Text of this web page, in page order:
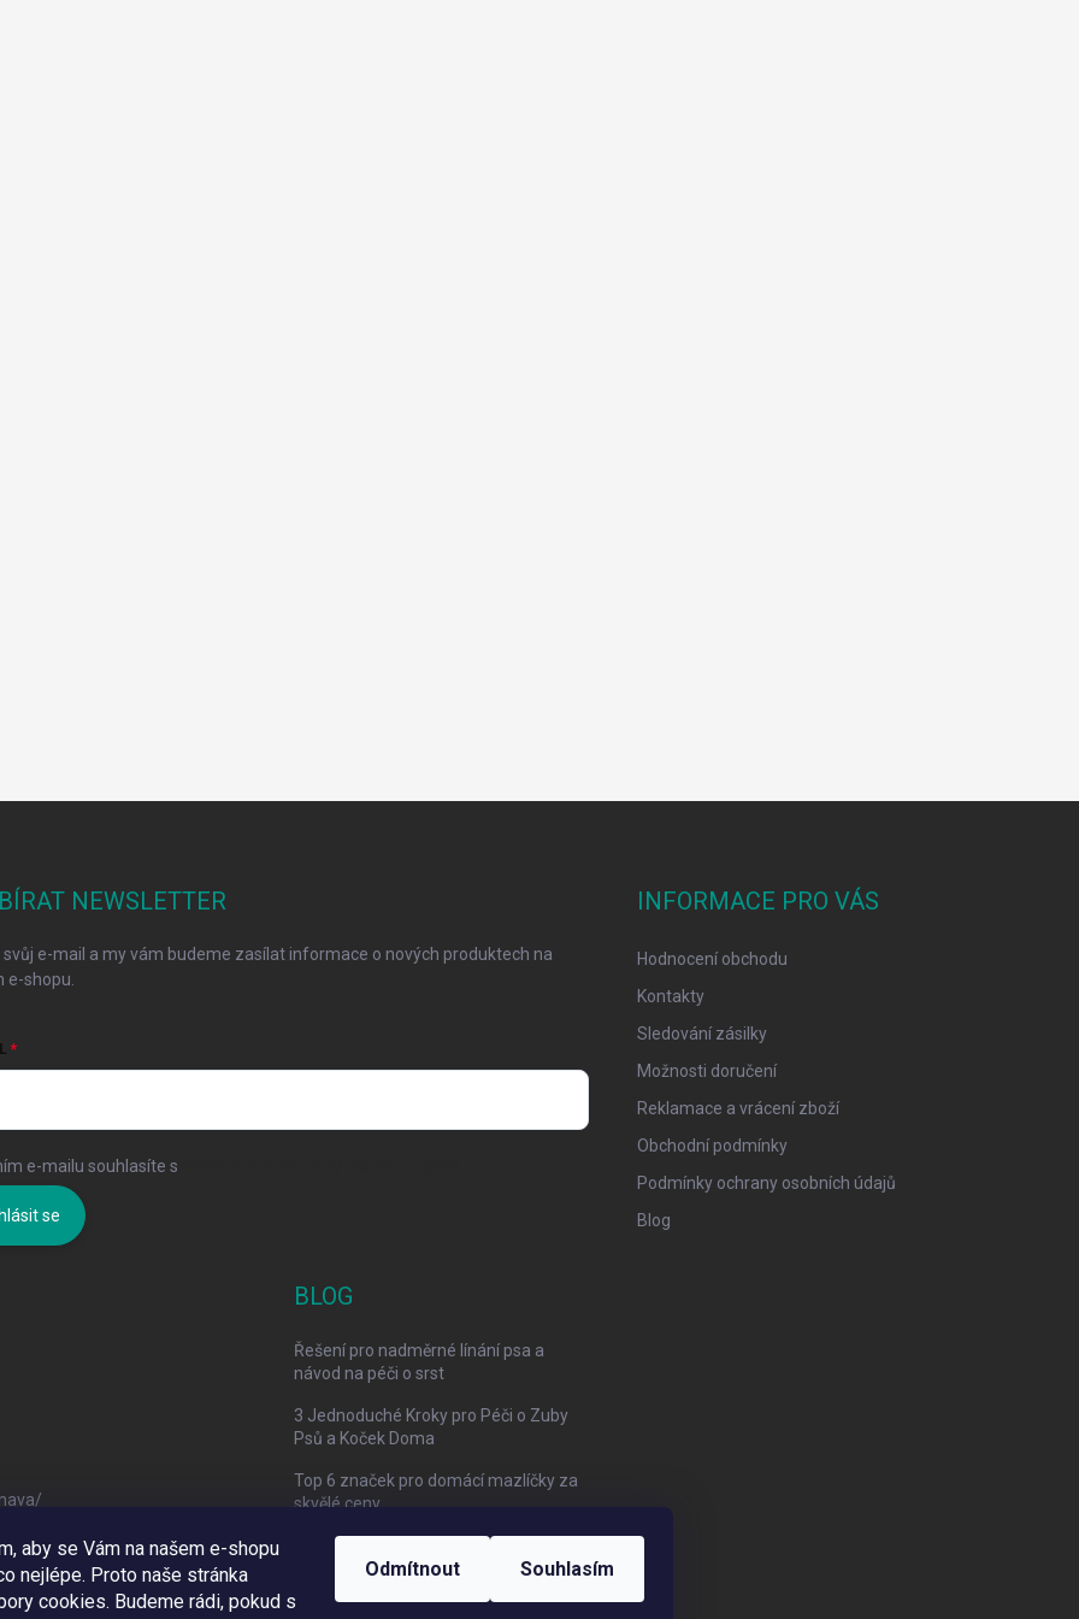
aby se Vám na našem e-shopu
nejlépe. Proto naše stránka
cookies. Budeme rádi, pokud s
Odmítnout Souhlasím
NEWSLETTER
svůj e-mail a my vám budeme zasílat informace o nových produktech na
e-shopu.
e-mailu souhlasíte s
se
INFORMACE PRO VÁS
Hodnocení obchodu
Kontakty
Sledování zásilky
Možnosti doručení
Reklamace a vrácení zboží
Obchodní podmínky
Podmínky ochrany osobních údajů
Blog
BLOG
Řešení pro nadměrné línání psa a
návod na péči o srst
3 Jednoduché Kroky pro Péči o Zuby
Psů a Koček Doma
Top 6 značek pro domácí mazlíčky za
skvělé ceny